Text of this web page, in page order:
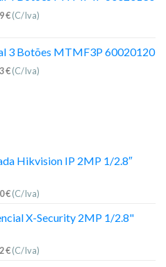
€(C/Iva)
3 Botões MTMF3P 60020120
€(C/Iva)
Hikvision IP 2MP 1/2.8″
€(C/Iva)
X-Security 2MP 1/2.8"
€(C/Iva)